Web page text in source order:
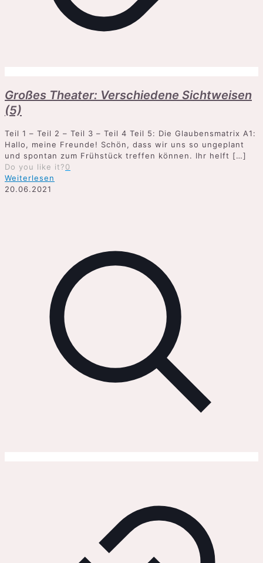
Großes Theater: Verschiedene Sichtweisen
(5)
Teil 1 – Teil 2 – Teil 3 – Teil 4 Teil 5: Die Glaubensmatrix A1:
Hallo, meine Freunde! Schön, dass wir uns so ungeplant
und spontan zum Frühstück treffen können. Ihr helft […]
Do you like it?0
Weiterlesen
20.06.2021